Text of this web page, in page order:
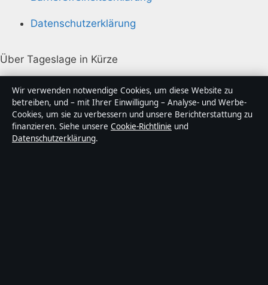
Datenschutzerklärung
Über Tageslage in Kürze
Tageslage ist ein unabhängiger digitaler
Nachrichtenanbieter mit Fokus auf Politik, Wirtschaft,
Technik und Gesellschaft in Deutschland. Jeder Artikel
trägt eine Byline, wird von einem Redakteur geprüft
und vor der Veröffentlichung faktengecheckt.
Wir verwenden notwendige Cookies, um diese Website zu
betreiben, und – mit Ihrer Einwilligung – Analyse- und Werbe-
Cookies, um sie zu verbessern und unsere Berichterstattung zu
finanzieren. Siehe unsere Cookie-Richtlinie und
Datenschutzerklärung.